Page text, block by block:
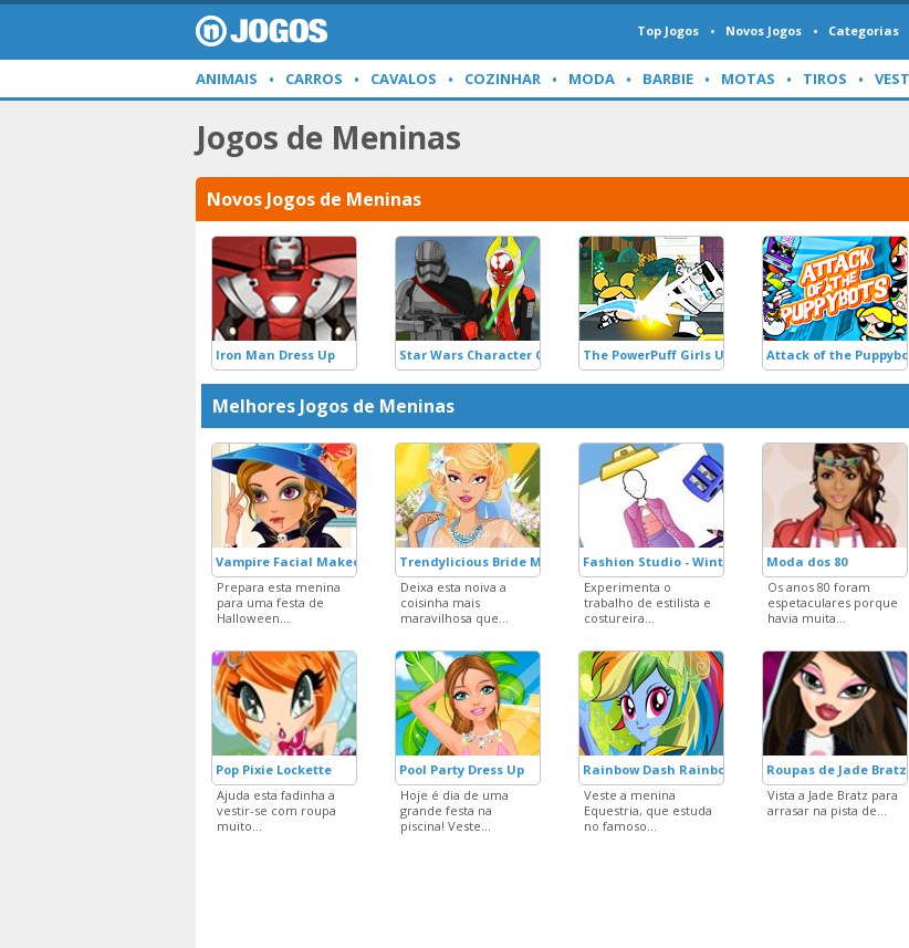
Top Jogos Novos Jogos Categorias
ANIMAIS CARROS CAVALOS COZINHAR MODA BARBIE MOTAS TIROS
Jogos de Meninas
Novos Jogos de Meninas
Iron Man Dress Up Star Wars Character Creator The PowerPuff Girls Unordinary Week
Attack of the
Melhores Jogos de Meninas
Vampire Facial Makeover Game
Prepara esta menina
para uma festa de
Halloween...
Trendylicious Bride Makeover
Deixa esta noiva a
coisinha mais
maravilhosa que...
Fashion Studio - Winter Outfit
Experimenta o
trabalho de estilista e
costureira...
Moda dos 80
Os anos 80 foram
espetaculares porque
havia muita...
Pop Pixie Lockette
Ajuda esta fadinha a
vestir-se com roupa
muito...
Pool Party Dress Up
Hoje é dia de uma
grande festa na
piscina! Veste...
Rainbow Dash Rainboom Style
Veste a menina
Equestria, que estuda
no famoso...
Roupas de Jade Bratz
Vista a Jade Bratz para
arrasar na pista de...